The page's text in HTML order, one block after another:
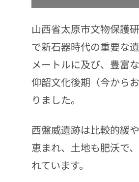
山西省太原市文物保護
で新石器時代の重要な
メートルに及び、豊富
仰韶文化後期（今から
りました。
西盤威遺跡は比較的緩
恵まれ、土地も肥沃で
れています。